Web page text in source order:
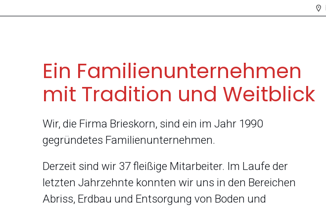
Ein Familienunternehmen
mit Tradition und Weitblick
Wir, die Firma Brieskorn, sind ein im Jahr 1990
gegründetes Familienunternehmen.
Derzeit sind wir 37 fleißige Mitarbeiter. Im Laufe der
letzten Jahrzehnte konnten wir uns in den Bereichen
Abriss, Erdbau und Entsorgung von Boden und